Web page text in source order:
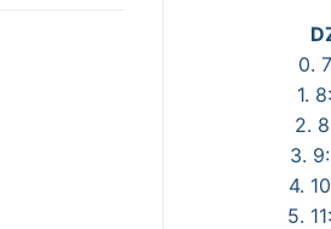
0.
1.
2.
3.
4.
5.